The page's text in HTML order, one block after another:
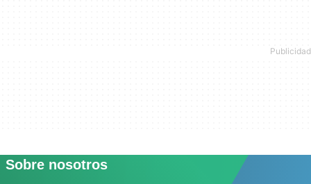
Sobre nosotros